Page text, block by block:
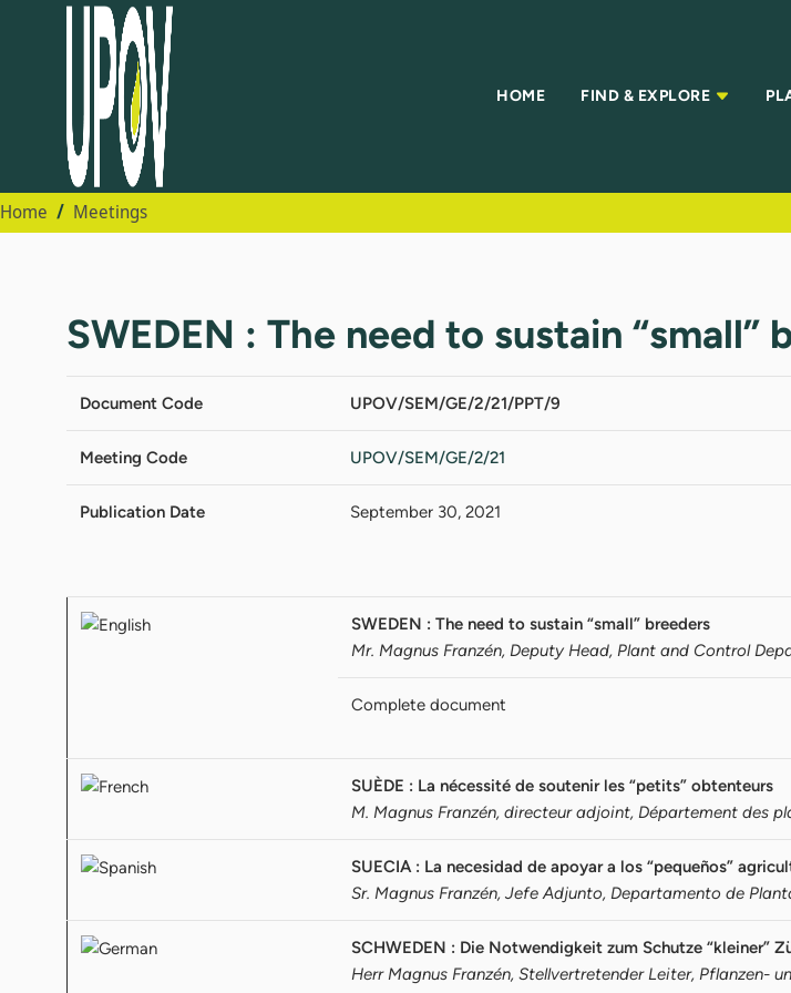
HOME FIND & EXPLORE
Home Meetings
SWEDEN : The need to sustain “small”
Document Code UPOV/SEM/GE/2/21/PPT/9
Meeting Code UPOV/SEM/GE/2/21
Publication Date September 30, 2021
SWEDEN : The need to sustain “small” breeders
Mr. Magnus Franzén, Deputy Head, Plant and Control
Complete document
SUÈDE : La nécessité de soutenir les “petits” obtenteurs
M. Magnus Franzén, directeur adjoint, Département des
SUECIA : La necesidad de apoyar a los “pequeños”
Sr. Magnus Franzén, Jefe Adjunto, Departamento de
SCHWEDEN : Die Notwendigkeit zum Schutze “kleiner”
Herr Magnus Franzén, Stellvertretender Leiter, Pflanzen-